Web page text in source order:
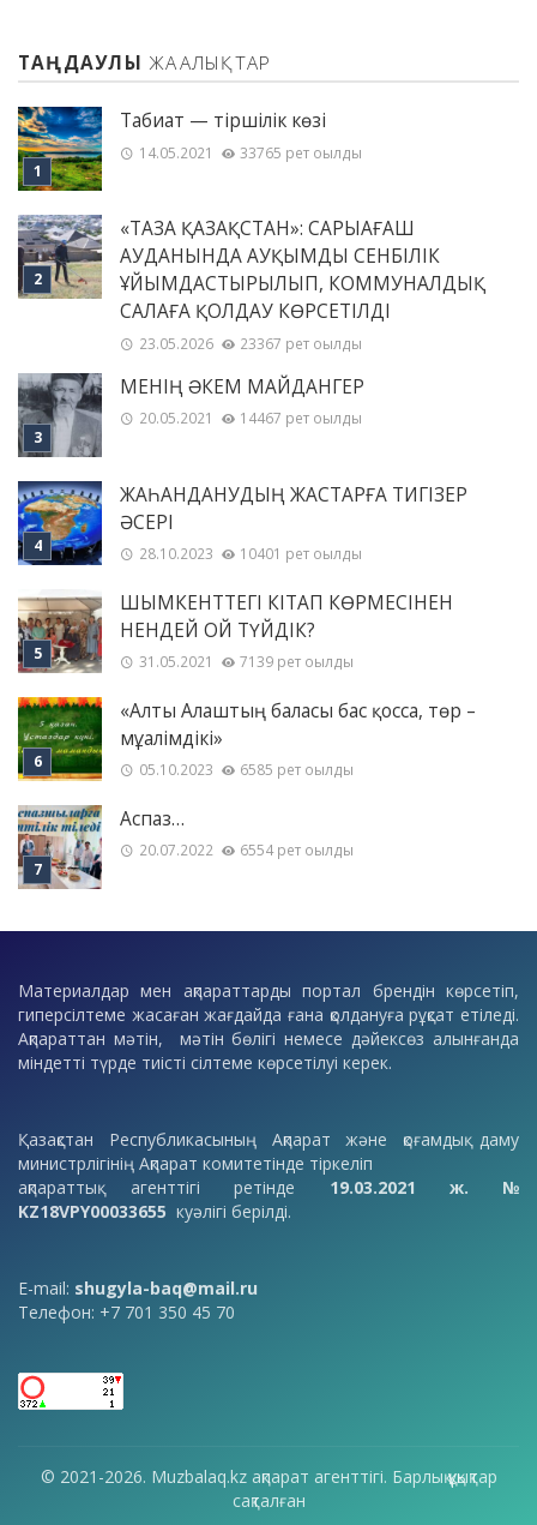
ТАҢДАУЛЫ ЖАҢАЛЫҚТАР
Табиғат — тіршілік көзі
14.05.2021 33765 рет оқылды
«ТАЗА ҚАЗАҚСТАН»: САРЫАҒАШ
АУДАНЫНДА АУҚЫМДЫ СЕНБІЛІК
ҰЙЫМДАСТЫРЫЛЫП, КОММУНАЛДЫҚ
САЛАҒА ҚОЛДАУ КӨРСЕТІЛДІ
23.05.2026 23367 рет оқылды
МЕНІҢ ƏКЕМ МАЙДАНГЕР
20.05.2021 14467 рет оқылды
ЖАҺАНДАНУДЫҢ ЖАСТАРҒА ТИГІЗЕР
ӘСЕРІ
28.10.2023 10401 рет оқылды
ШЫМКЕНТТЕГІ КІТАП КӨРМЕСІНЕН
НЕНДЕЙ ОЙ ТҮЙДІК?
31.05.2021 7139 рет оқылды
«Алты Алаштың баласы бас қосса, төр –
мұғалімдікі»
05.10.2023 6585 рет оқылды
Аспаз…
20.07.2022 6554 рет оқылды
Материалдар мен ақпараттарды портал брендін көрсетіп,
гиперсілтеме жасаған жағдайда ғана қолдануға рұқсат етіледі.
Ақпараттан мәтін, мәтін бөлігі немесе дәйексөз алынғанда
міндетті түрде тиісті сілтеме көрсетілуі керек.
Қазақстан Республикасының Ақпарат және қоғамдық даму
министрлігінің Ақпарат комитетінде тіркеліп
ақпараттық агенттігі ретінде 19.03.2021 ж. №
KZ18VPY00033655 куәлігі берілді.
E-mail: shugyla-baq@mail.ru
Телефон: +7 701 350 45 70
© 2021-2026. Muzbalaq.kz ақпарат агенттігі. Барлық құқықтар
сақталған